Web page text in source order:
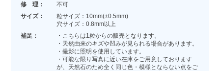
修 理：
不可
サイズ：
粒サイズ：10mm(±0.5mm)
穴サイズ：0.8mm以上
補足：
・こちらは1粒からの販売となります。
・天然由来のキズや凹みが見られる場合があります。
・撮影に照明を使用しています。
・可能な限り写真に近い在庫をご用意しております
が、天然石のため全く同じ色・模様とならない点をご